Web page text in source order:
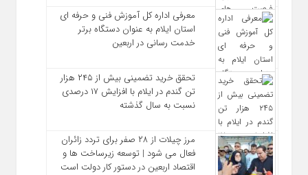
معرفی اداره کل آموزش فنی و حرفه‌ ای
استان ایلام به‌ عنوان دستگاه برتر
خدمت‌ رسانی در اربعین
تحقق خرید تضمینی بیش از ۲۴۵ هزار
تن گندم در ایلام با افزایش ۱۷ درصدی
نسبت به سال گذشته
مرز چیلات از ۲۸ صفر برای تردد زائران
فعال می‌ شود | توسعه زیرساخت‌ ها و
اقتصاد اربعین در دستور کار دولت است